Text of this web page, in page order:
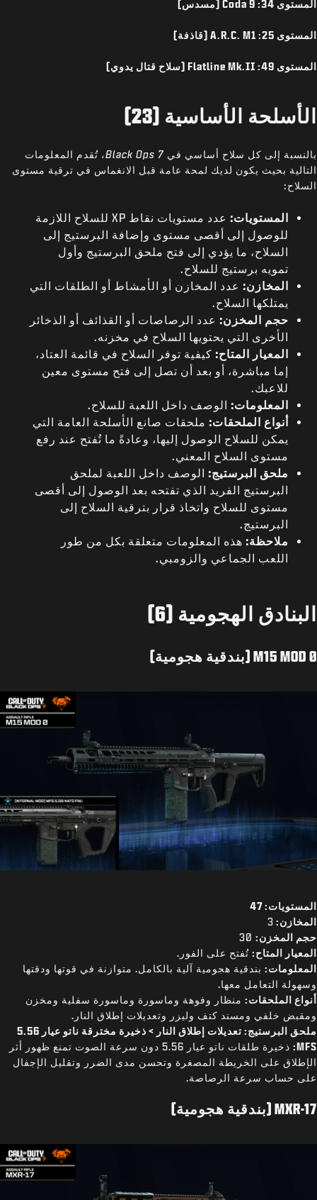
المستوى 34: Coda 9 (مسدس)
المستوى 25: A.R.C. M1 (قاذفة)
المستوى 49: Flatline Mk.II (سلاح قتال يدوي)
الأسلحة الأساسية (23)
بالنسبة إلى كل سلاح أساسي في Black Ops 7، تُقدم المعلومات
التالية بحيث يكون لديك لمحة عامة قبل الانغماس في ترقية مستوى
السلاح:
المستويات:
عدد مستويات نقاط XP للسلاح اللازمة
للوصول إلى أقصى مستوى وإضافة البرستيج إلى
السلاح، ما يؤدي إلى فتح ملحق البرستيج وأول
تمويه برستيج للسلاح.
المخازن: عدد المخازن أو الأمشاط أو الطلقات التي
يمتلكها السلاح.
حجم المخزن: عدد الرصاصات أو القذائف أو الذخائر
الأخرى التي يحتويها السلاح في مخزنه.
المعيار المتاح: كيفية توفر السلاح في قائمة العتاد،
إما مباشرة، أو بعد أن تصل إلى فتح مستوى معين
للاعبك.
المعلومات: الوصف داخل اللعبة للسلاح.
أنواع الملحقات: ملحقات صانع الأسلحة العامة التي
يمكن للسلاح الوصول إليها، وعادةً ما تُفتح عند رفع
مستوى السلاح المعني.
ملحق البرستيج: الوصف داخل اللعبة لملحق
البرستيج الفريد الذي تفتحه بعد الوصول إلى أقصى
مستوى للسلاح واتخاذ قرار بترقية السلاح إلى
البرستيج.
ملاحظة: هذه المعلومات متعلقة بكل من طور
اللعب الجماعي والزومبي.
البنادق الهجومية (6)
M15 MOD 0 (بندقية هجومية)
المستويات: 47
المخازن: 3
حجم المخزن:
المعيار المتاح: تُفتح على الفور.
المعلومات: بندقية هجومية آلية بالكامل. متوازنة في قوتها ودقتها
وسهولة التعامل معها.
أنواع الملحقات: منظار وفوهة وماسورة وماسورة سفلية ومخزن
ومقبض خلفي ومسند كتف وليزر وتعديلات إطلاق النار.
ملحق البرستيج: تعديلات إطلاق النار > ذخيرة مخترقة ناتو عيار 5.56
MFS:
ذخيرة طلقات ناتو عيار 5.56 دون سرعة الصوت تمنع ظهور أثر
الإطلاق على الخريطة المصغرة وتحسن مدى الضرر وتقليل الإجفال
على حساب سرعة الرصاصة.
MXR-17 (بندقية هجومية)